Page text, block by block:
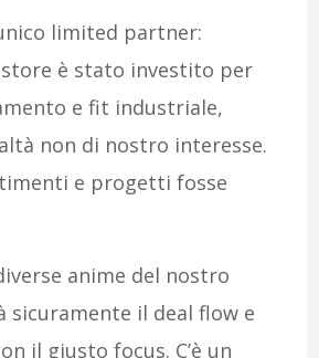
limited partner:
è stato investito per
e fit industriale,
non di nostro interesse.
e progetti fosse
anime del nostro
il deal flow e
il giusto focus. C’è un